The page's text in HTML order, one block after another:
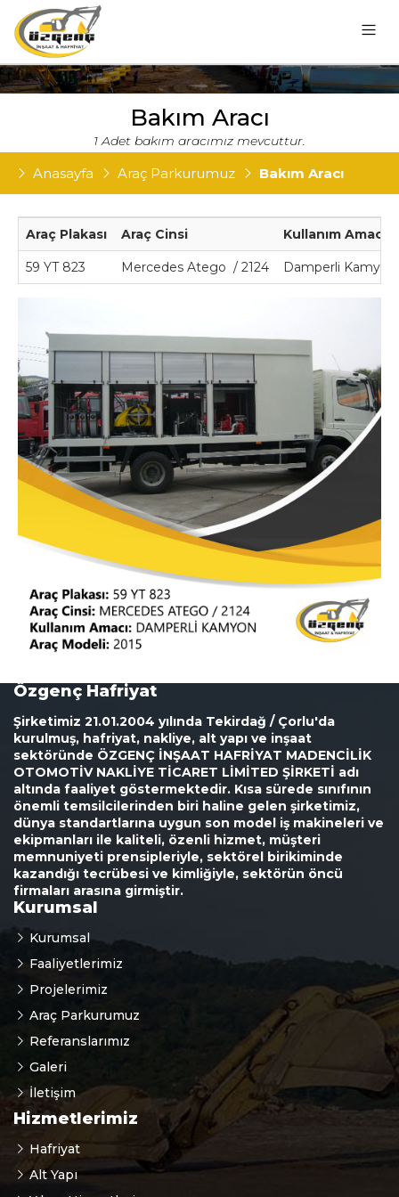
Bakım Aracı
1 Adet bakım aracımız mevcuttur.
Anasayfa Araç Parkurumuz Bakım Aracı
Araç Plakası Araç Cinsi Kullanım Amacı
59 YT 823 Mercedes Atego / 2124 Damperli Kamyon
Özgenç Hafriyat
Şirketimiz 21.01.2004 yılında Tekirdağ / Çorlu'da
kurulmuş, hafriyat, nakliye, alt yapı ve inşaat
sektöründe ÖZGENÇ İNŞAAT HAFRİYAT MADENCİLİK
OTOMOTİV NAKLİYE TİCARET LİMİTED ŞİRKETİ adı
altında faaliyet göstermektedir. Kısa sürede sınıfının
önemli temsilcilerinden biri haline gelen şirketimiz,
dünya standartlarına uygun son model iş makineleri ve
ekipmanları ile kaliteli, özenli hizmet, müşteri
memnuniyeti prensipleriyle, sektörel birikiminde
kazandığı tecrübesi ve kimliğiyle, sektörün öncü
firmaları arasına girmiştir.
Kurumsal
Kurumsal
Faaliyetlerimiz
Projelerimiz
Araç Parkurumuz
Referanslarımız
Galeri
İletişim
Hizmetlerimiz
Hafriyat
Alt Yapı